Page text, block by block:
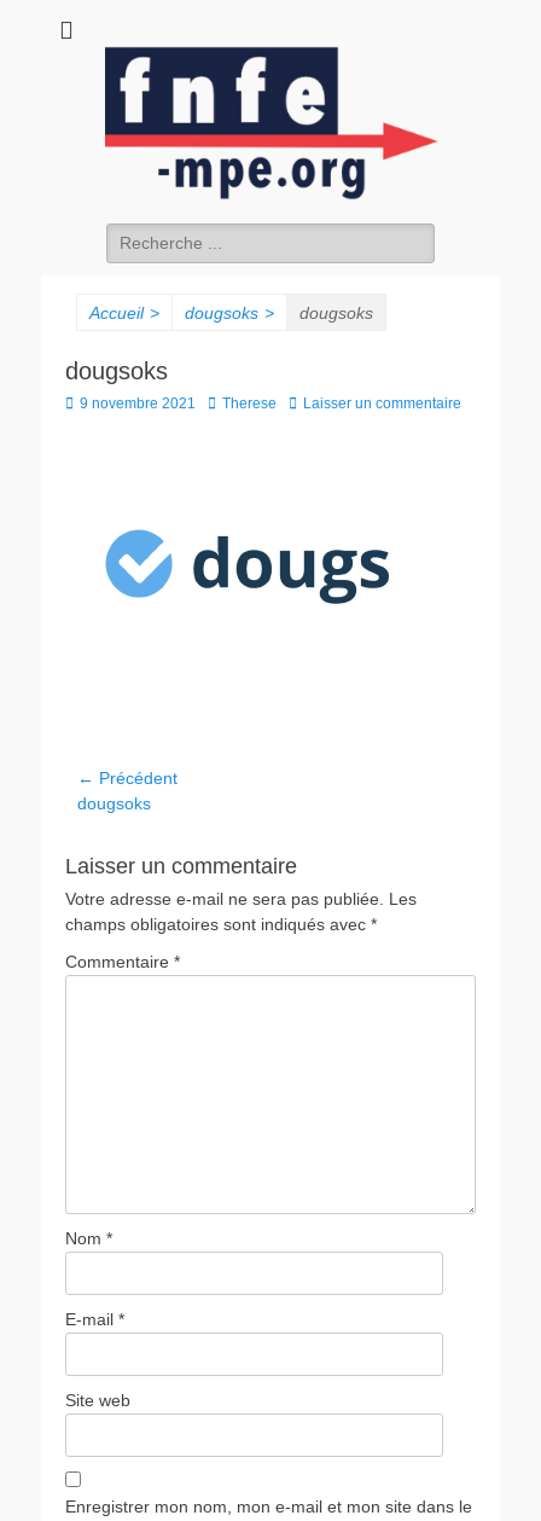
fnfe-mpe.org
Accueil > dougsoks > dougsoks
dougsoks
9 novembre 2021 Therese Laisser un commentaire
← Précédent
dougsoks
Laisser un commentaire
Votre adresse e-mail ne sera pas publiée.
Les
champs obligatoires sont indiqués avec *
Commentaire *
Nom *
E-mail *
Site web
Enregistrer mon nom, mon e-mail et mon site dans le